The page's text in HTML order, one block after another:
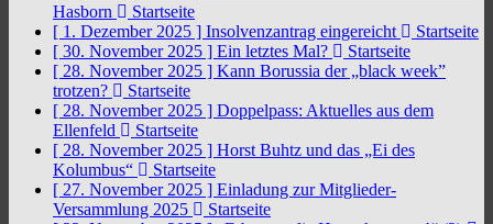
Hasborn
Startseite
[ 1. Dezember 2025 ] Insolvenzantrag eingereicht
Startseite
[ 30. November 2025 ] Ein letztes Mal?
Startseite
[ 28. November 2025 ] Kann Borussia der „black week”
trotzen?
Startseite
[ 28. November 2025 ] Doppelpass: Aktuelles aus dem
Ellenfeld
Startseite
[ 28. November 2025 ] Horst Buhtz und das „Ei des
Kolumbus“
Startseite
[ 27. November 2025 ] Einladung zur Mitglieder-
Versammlung 2025
Startseite